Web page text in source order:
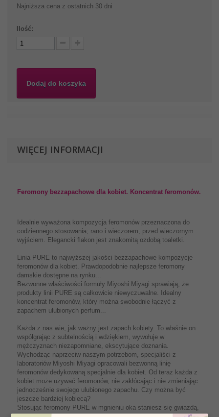
Najniższa cena z ostatnich 30 dni
Ilość:
Dodaj do koszyka
WIĘCEJ INFORMACJI
Feromony bezzapachowe dla kobiet. Koncentrat feromonów.
Idealnie wyważona kompozycja feromonów przeznaczona do
codziennego stosowania; rano i wieczorem, przed wieczornym
wyjściem. Elegancki flakon jest znakomitą ozdobą toaletki.
Linia PURE to najwyższej jakości bezzapachowe kompozycje
feromonów dla kobiet. Prawdopodobnie najlepsze feromony
damskie dostępne na rynku...
Bezwonne właściwości formuły Miyoshi Miyagi sprawiają, że
produkty linii PURE są całkowicie niewyczuwalne. Idealny
koncentrat feromonów, który można swobodnie łączyć z
zapachem ulubionych perfum...
Każda z nas wie, jak ważny jest zapach kobiety. To właśnie on
współgrając z subtelnością i wdziękiem, wywołuje w
mężczyznach niezapomniane, ekscytujące doznania.
Wychodząc naprzeciw naszym potrzebom, specjaliści z
laboratoriów Miyoshi Miyagi opracowali bezwonną linię
feromonów dedykowaną specjalnie dla kobiet. Od teraz każda z
kobiet może używać feromonów, nie zakłócając i nie zmieniając
jednocześnie swojego ulubionego zapachu. Czy można być
jeszcze bardziej kobiecą?
Stosując feromony PURE w mgnieniu oka staniesz się gwiazdą,